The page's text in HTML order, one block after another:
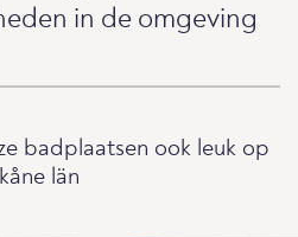
in de omgeving
badplaatsen ook leuk op
län